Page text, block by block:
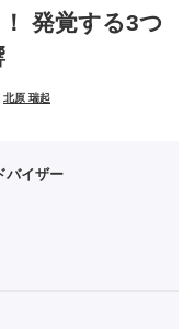
発覚する3つ
北原 瑞起
バイザー